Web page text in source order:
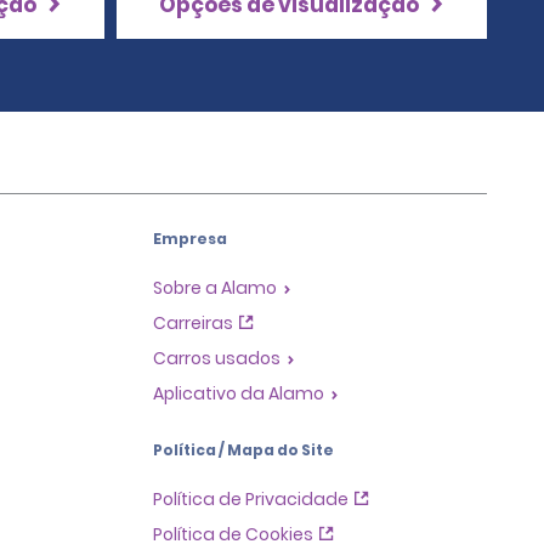
Empresa
Sobre a Alamo
Carreiras
Carros usados
Aplicativo da Alamo
Política / Mapa do Site
Política de Privacidade
Política de Cookies